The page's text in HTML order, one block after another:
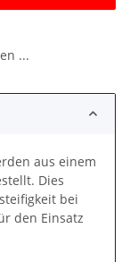
...
aus einem
Dies
bei
den Einsatz